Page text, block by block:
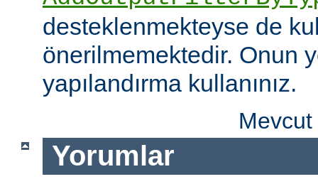
desteklenmekteyse de
önerilmemektedir. Onun
yapılandırma kullanınız.
Yorumlar